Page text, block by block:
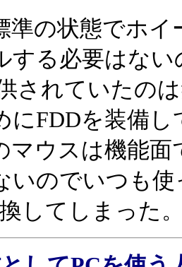
の状態でホイ
する必要はな
されていたの
にFDDを装備
マウスは機能
いのでいつも使
してしまった